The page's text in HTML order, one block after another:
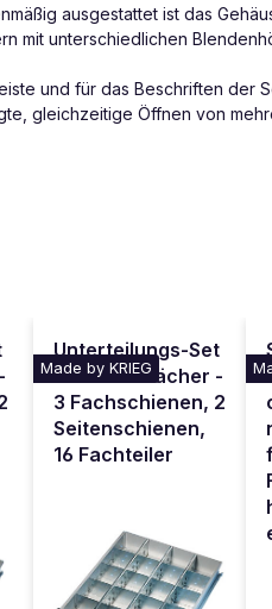
ausgestattet ist das
mit unterschiedlichen
und für das Beschriften der
gleichzeitige Öffnen von
Made by KRIEG
Unterteilungs-Set
für Schubfächer -
3 Fachschienen, 2
Seitenschienen,
16 Fachteiler